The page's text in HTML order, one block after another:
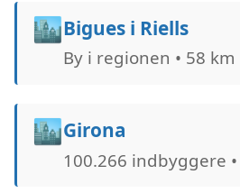
🏙️Bigues i Riells
By i regionen • 58 km
🏙️Girona
100.266 indbyggere